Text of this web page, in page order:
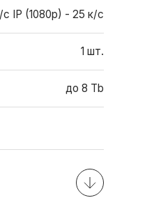
IP (1080p) - 25 к/с
1 шт.
до 8 Tb